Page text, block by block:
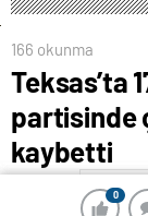
0
166 okunma
Teksas’ta
partisinde
kaybetti
0